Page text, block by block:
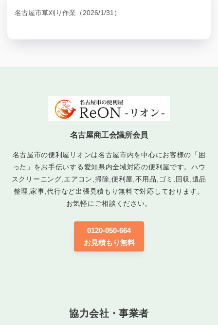
名古屋市草刈り作業（2026/1/31）
名古屋商工会議所会員
名古屋市の便利屋リオンは名古屋市内を中心にお客様の「困
った」をお手伝いする愛知県内全域対応の便利屋です。ハウ
スクリーニング,エアコン,掃除,便利屋,不用品,ゴミ,回収,遺品
整理,家事,代行など出張見積もり無料で対応しております。
お気軽にご相談ください。
0120-050-664
お見積もり無料
協力会社・事業者